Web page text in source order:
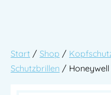
Start / Shop /
Schutzbrillen / Honeywell